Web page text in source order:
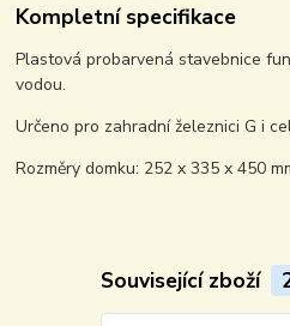
Kompletní specifikace
Plastová probarvená stavebnice
vodou.
Určeno pro zahradní železnici G i
Rozměry domku: 252 x 335 x 450
Související zboží